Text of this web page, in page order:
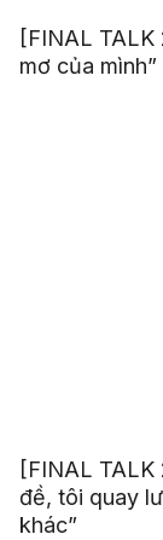
[FINAL
mơ của mình”
[FINAL
đề, tôi quay
khác”